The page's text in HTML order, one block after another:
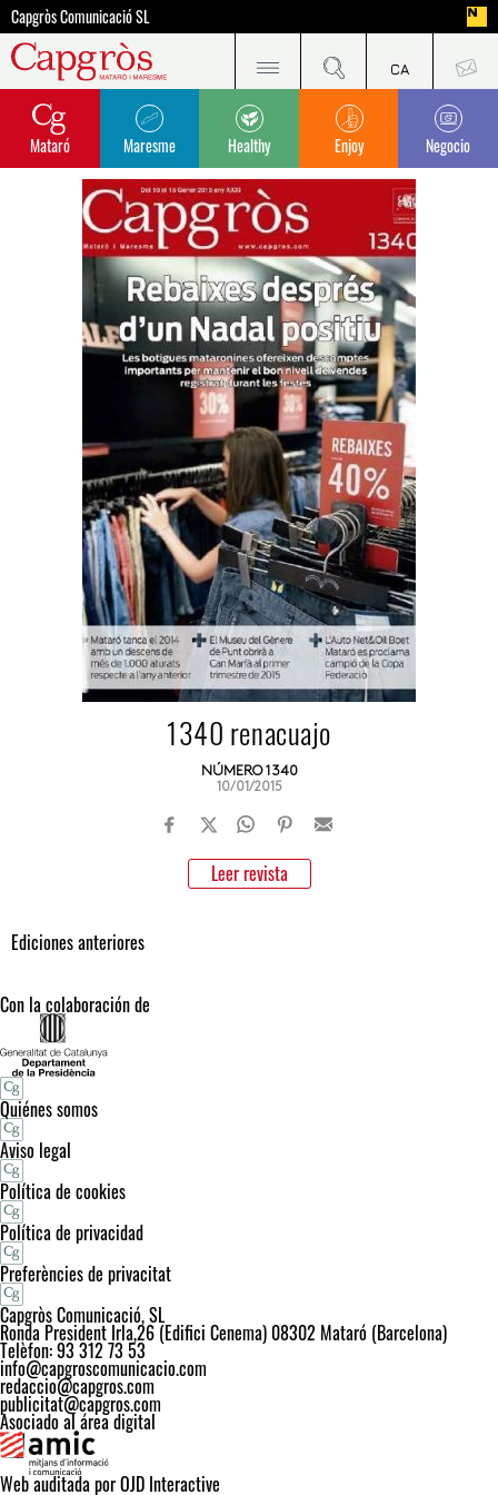
Capgròs Comunicació SL
Mataró Maresme Healthy Enjoy Negocio
1340 renacuajo
NÚMERO 1340
10/01/2015
Leer revista
Ediciones anteriores
Con la colaboración de
Quiénes somos
Aviso legal
Política de cookies
Política de privacidad
Preferències de privacitat
Capgròs Comunicació, SL
Ronda President Irla,26 (Edifici Cenema) 08302 Mataró (Barcelona)
Telèfon: 93 312 73 53
info@capgroscomunicacio.com
redaccio@capgros.com
publicitat@capgros.com
Asociado al área digital
Web auditada por OJD Interactive